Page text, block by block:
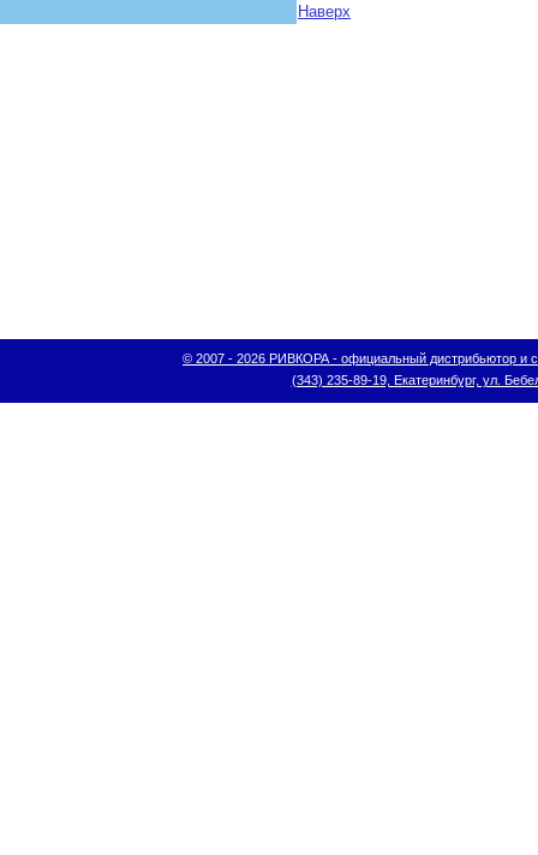
Наверх
© 2007 - 2026 РИВКОРА - официальный дистрибьютор и
(343) 235-89-19, Екатеринбург, ул.